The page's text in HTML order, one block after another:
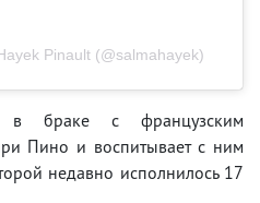
Pinault (@salmahayek)
в браке с французским
Пино и воспитывает с ним
недавно исполнилось 17